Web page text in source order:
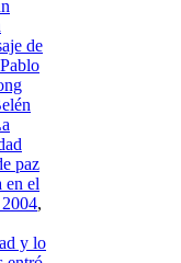
de
paz
en el
,
y lo